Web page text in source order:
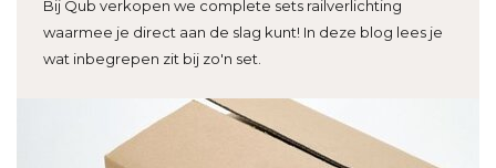
Bij Qub verkopen we complete sets railverlichting
waarmee je direct aan de slag kunt! In deze blog lees je
wat inbegrepen zit bij zo'n set.